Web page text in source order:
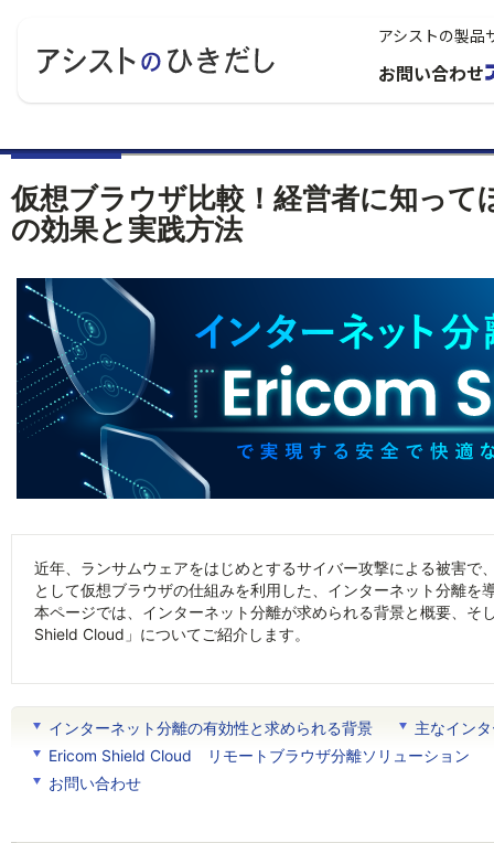
アシストの製品
お問い合わせ
仮想ブラウザ比較！経営者に知っ
の効果と実践方法
近年、ランサムウェアをはじめとするサイバー攻撃による被害で
として仮想ブラウザの仕組みを利用した、インターネット分離を
本ページでは、インターネット分離が求められる背景と概要、そ
Shield Cloud」についてご紹介します。
インターネット分離の有効性と求められる背景
主なイン
Ericom Shield Cloud リモートブラウザ分離ソリューション
お問い合わせ